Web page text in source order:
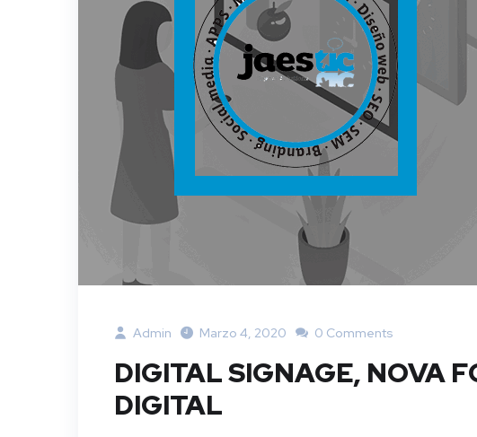
Admin Marzo 4, 2020 0 Comments
DIGITAL SIGNAGE, NOVA
DIGITAL